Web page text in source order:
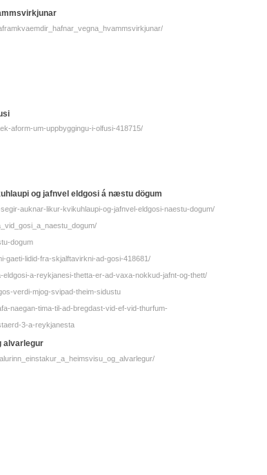
aform-um-uppbyggingu-i-olfusi-418715/
og jafnvel eldgosi á næstu dögum
auknar-likur-kvikuhlaupi-og-jafnvel-eldgosi-naestu-dogum/
dogum
gaeti-lidid-fra-skjalftavirkni-ad-gosi-418681/
eldgosi-a-reykjanesi-thetta-er-ad-vaxa-nokkud-jafnt-og-thett/
verdi-mjog-svipad-theim-sidustu
naegan-tima-til-ad-bregdast-vid-ef-vid-thurfum-
3-a-reykjanesta
alvarlegur